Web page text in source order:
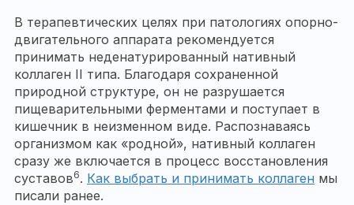
В терапевтических целях при патологиях опорно-
двигательного аппарата рекомендуется
принимать неденатурированный нативный
коллаген II типа. Благодаря сохраненной
природной структуре, он не разрушается
пищеварительными ферментами и поступает в
кишечник в неизменном виде. Распознаваясь
организмом как «родной», нативный коллаген
сразу же включается в процесс восстановления
суставов6. Как выбрать и принимать коллаген мы
писали ранее.